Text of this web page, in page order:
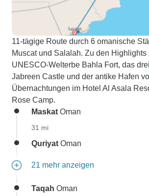
11-tägige Route durch 6 omanische
Muscat und Salalah. Zu den Highlights
UNESCO-Welterbe Bahla Fort, das
Jabreen Castle und der antike Hafen
Übernachtungen im Hotel Al Asala
Rose Camp.
Maskat Oman
31 mi
Quriyat Oman
21 mehr anzeigen
Taqah Oman